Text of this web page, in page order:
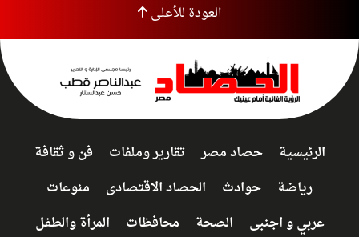
العودة للأعلى
الرئيسية حصاد مصر تقارير وملفات
فن و ثقافة
رياضة
حوادث الحصاد الاقتصادى
منوعات
عربي و اجنبى
الصحة محافظات
المرأة والطفل